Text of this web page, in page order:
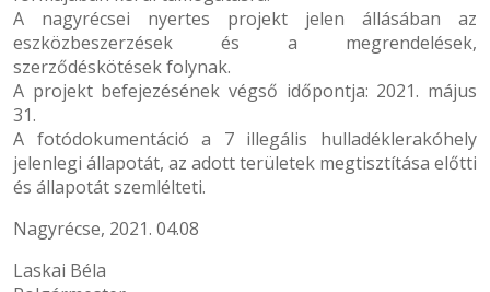
A nagyrécsei nyertes projekt jelen állásában az
eszközbeszerzések és a megrendelések,
szerződéskötések folynak.
A projekt befejezésének végső időpontja: 2021. május
31.
A fotódokumentáció a 7 illegális hulladéklerakóhely
jelenlegi állapotát, az adott területek megtisztítása előtti
és állapotát szemlélteti.
Nagyrécse, 2021. 04.08
Laskai Béla